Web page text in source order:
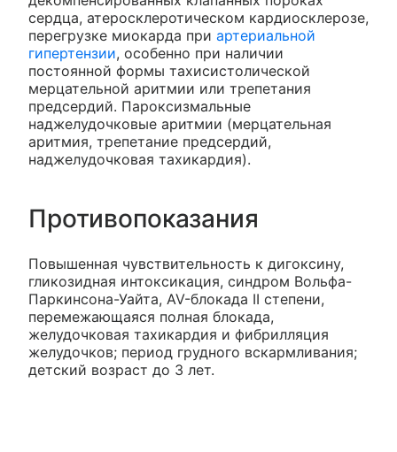
сердца, атеросклеротическом кардиосклерозе,
перегрузке миокарда при артериальной
гипертензии, особенно при наличии
постоянной формы тахисистолической
мерцательной аритмии или трепетания
предсердий. Пароксизмальные
наджелудочковые аритмии (мерцательная
аритмия, трепетание предсердий,
наджелудочковая тахикардия).
Противопоказания
Повышенная чувствительность к дигоксину,
гликозидная интоксикация, синдром Вольфа-
Паркинсона-Уайта, AV-блокада II степени,
перемежающаяся полная блокада,
желудочковая тахикардия и фибрилляция
желудочков; период грудного вскармливания;
детский возраст до 3 лет.